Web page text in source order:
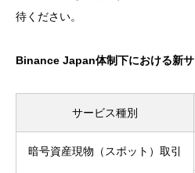
待ください。
Binance Japan体制下における新
サービス種別
暗号資産現物（スポット）取引